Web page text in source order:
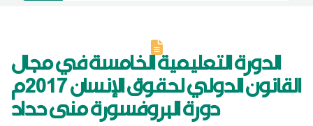
الدورة التعليمية الخامسة في مجال
القانون الدولي لحقوق الإنسان 2017م
دورة البروفسورة منى حداد